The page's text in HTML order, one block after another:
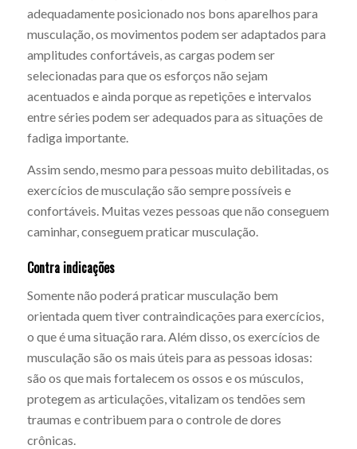
adequadamente posicionado nos bons aparelhos para
musculação, os movimentos podem ser adaptados para
amplitudes confortáveis, as cargas podem ser
selecionadas para que os esforços não sejam
acentuados e ainda porque as repetições e intervalos
entre séries podem ser adequados para as situações de
fadiga importante.
Assim sendo, mesmo para pessoas muito debilitadas, os
exercícios de musculação são sempre possíveis e
confortáveis. Muitas vezes pessoas que não conseguem
caminhar, conseguem praticar musculação.
Contra indicações
Somente não poderá praticar musculação bem
orientada quem tiver contraindicações para exercícios,
o que é uma situação rara. Além disso, os exercícios de
musculação são os mais úteis para as pessoas idosas:
são os que mais fortalecem os ossos e os músculos,
protegem as articulações, vitalizam os tendões sem
traumas e contribuem para o controle de dores
crônicas.